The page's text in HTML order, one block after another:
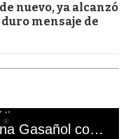
nuevo, ya alcanzó
mensaje de
El mal momento de Yanina Gasañol con un hincha argentino en "Subrayado"